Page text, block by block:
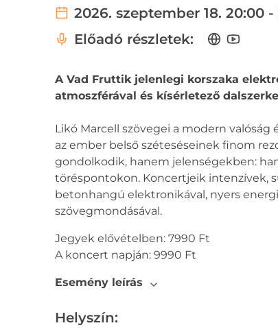
2026. szeptember 18. 20:00
Előadó részletek:
A Vad Fruttik jelenlegi korszaka
atmoszférával és kísérletező
Likó Marcell szövegei a modern
az ember belső széteséseinek finom
gondolkodik, hanem jelenségekben:
töréspontokon. Koncertjeik intenzívek,
betonhangú elektronikával, nyers
szövegmondásával.
Jegyek elővételben: 7990 Ft
A koncert napján: 9990 Ft
Esemény leírás
Helyszín: